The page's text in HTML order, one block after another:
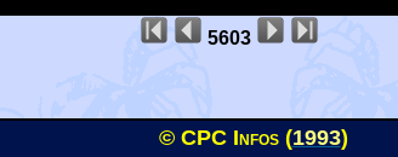
5603
© CPC Infos (1993)